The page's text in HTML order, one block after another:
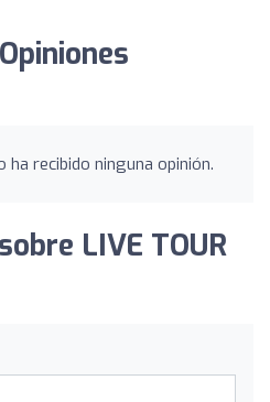
ha recibido ninguna opinión.
LIVE TOUR